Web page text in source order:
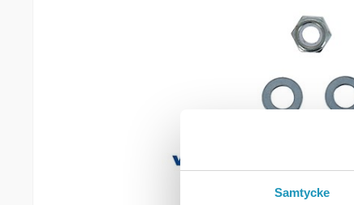
Samtycke